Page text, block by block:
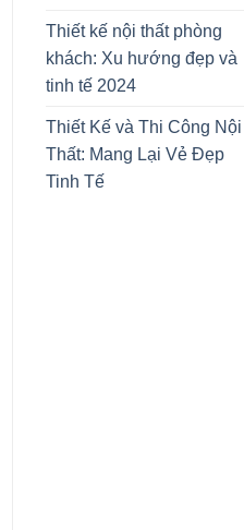
Thiết kế nội thất phòng
khách: Xu hướng đẹp và
tinh tế 2024
Thiết Kế và Thi Công Nội
Thất: Mang Lại Vẻ Đẹp
Tinh Tế